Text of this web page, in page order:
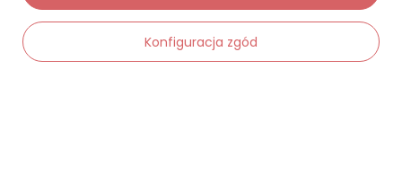
Moje zamówienia
Status zamówienia
Konfiguracja zgód